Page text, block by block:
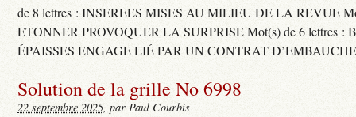
de 8 lettres : INSEREES MISES AU MILIEU DE LA REVUE
ETONNER PROVOQUER LA SURPRISE Mot(s) de 6 lettres :
ÉPAISSES ENGAGE LIÉ PAR UN CONTRAT
Solution de la grille No 6998
22 septembre 2025, par Paul Courbis